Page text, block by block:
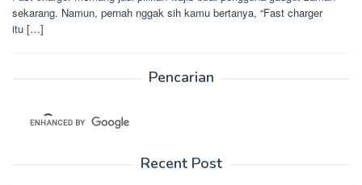
sekarang. Namun, pernah nggak sih kamu bertanya, “Fast charger
itu […]
Pencarian
Recent Post